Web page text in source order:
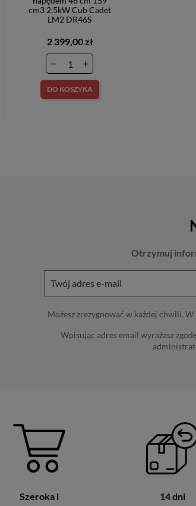
cm3 2,5kW Cub Cadet
LM2 DR46S
2 399,00 zł
DO KOSZYKA
Otrzymuj
Możesz zrezygnować w każdej chwili.
Wpisując adres email wyrażasz
Szeroka i
14 dni